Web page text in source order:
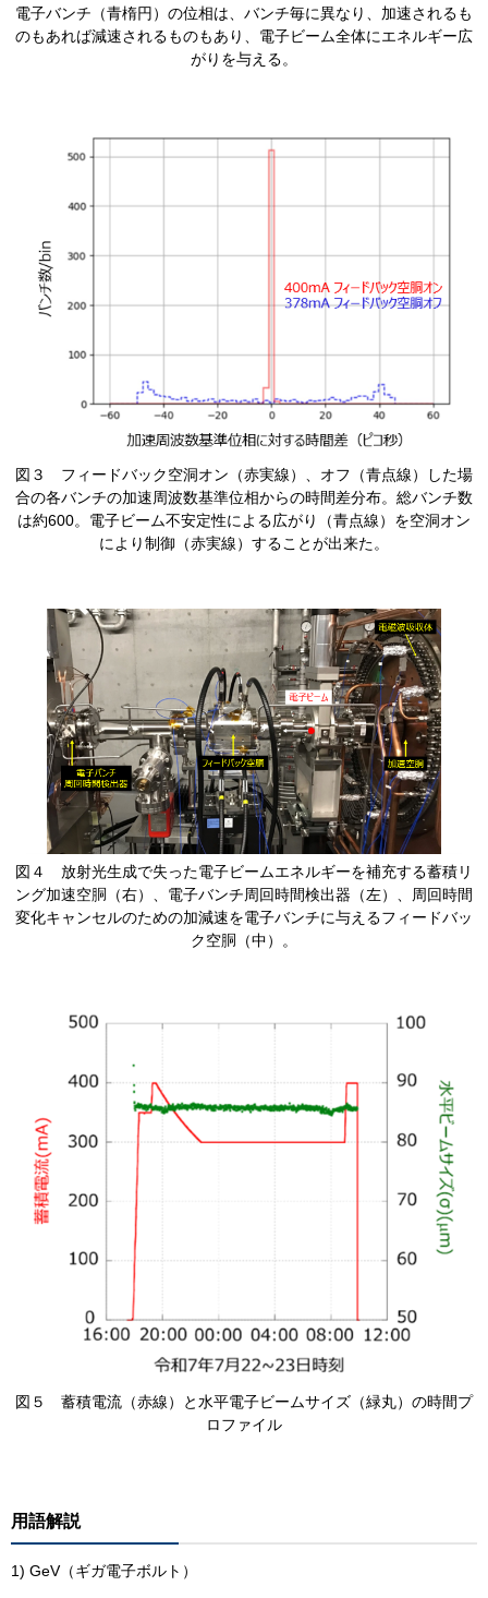
電子バンチ（青楕円）の位相は、バンチ毎に異なり、加速されるも
のもあれば減速されるものもあり、電子ビーム全体にエネルギー広
がりを与える。
​図３ フィードバック空洞オン（赤実線）、オフ（青点線）した場
合の各バンチの加速周波数基準位相からの時間差分布。総バンチ数
は約600。電子ビーム不安定性による広がり（青点線）を空洞オン
により制御（赤実線）することが出来た。
​図４ 放射光生成で失った電子ビームエネルギーを補充する蓄積リ
ング加速空胴（右）、電子バンチ周回時間検出器（左）、周回時間
変化キャンセルのための加減速を電子バンチに与えるフィードバッ
ク空胴（中）。
​図５ 蓄積電流（赤線）と水平電子ビームサイズ（緑丸）の時間プ
ロファイル
用語解説
1) GeV（ギガ電子ボルト）